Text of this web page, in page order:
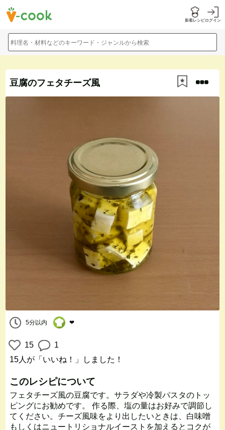
新着レシピログイン
料理名・材料などのキーワード・ジャンルから検索
豆腐のフェタチーズ風
5分以内 ❤︎
15
1
15人 が「いいね！」しました！
このレシピについて
フェタチーズ風の豆腐です。サラダや冷製パスタのトッ
ピングにお勧めです。 作る際、塩の量はお好みで調節し
てください。チーズ風味をより出したいときは、白味噌
もしくはニュートリショナルイーストを加えるとコクが